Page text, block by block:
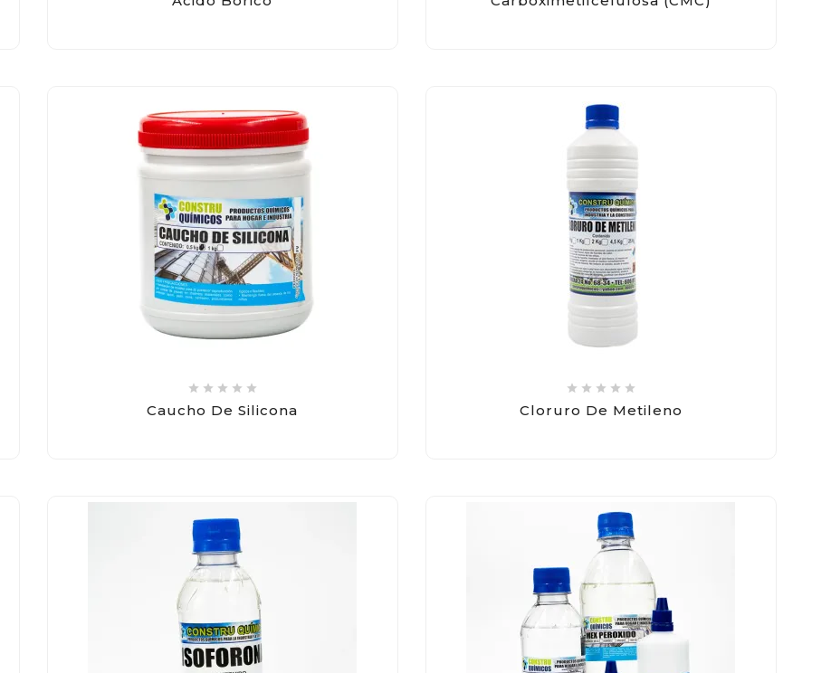
    
Caucho De Silicona
    
Cloruro De Metileno